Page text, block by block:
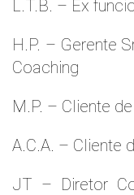
L.T.B. – Ex
H.P. – Gerente
Coaching
M.P. – Cliente
A.C.A. – Cliente
JT – Diretor